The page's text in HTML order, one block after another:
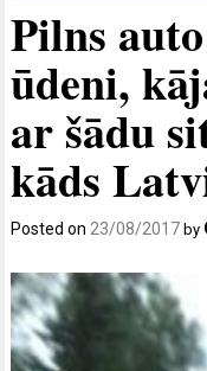
Pilns
ūdeni,
ar šādu
kāds
Posted on23/08/2017 by